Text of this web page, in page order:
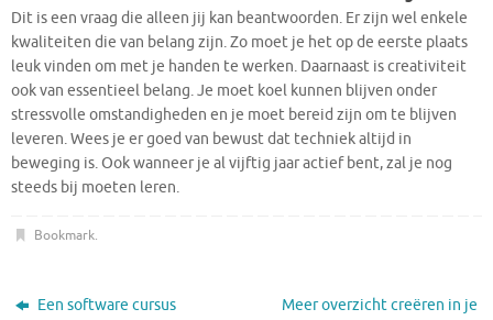
Dit is een vraag die alleen jij kan beantwoorden. Er zijn wel enkele
kwaliteiten die van belang zijn. Zo moet je het op de eerste plaats
leuk vinden om met je handen te werken. Daarnaast is creativiteit
ook van essentieel belang. Je moet koel kunnen blijven onder
stressvolle omstandigheden en je moet bereid zijn om te blijven
leveren. Wees je er goed van bewust dat techniek altijd in
beweging is. Ook wanneer je al vijftig jaar actief bent, zal je nog
steeds bij moeten leren.
Bookmark.
Een software cursus
Meer overzicht creëren in je